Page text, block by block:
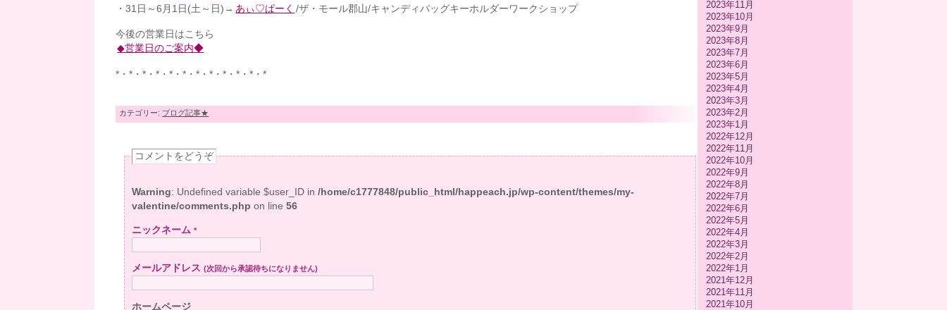
2023年11月
2023年10月
2023年9月
2023年8月
2023年7月
2023年6月
2023年5月
2023年4月
2023年3月
2023年2月
2023年1月
2022年12月
2022年11月
2022年10月
2022年9月
2022年8月
2022年7月
2022年6月
2022年5月
2022年4月
2022年3月
2022年2月
2022年1月
2021年12月
2021年11月
2021年10月
・31日～6月1日(土～日)→ あぃ♡ぱーく /ザ・モール郡山/キャンディバッグキーホルダーワークショップ
今後の営業日はこちら
◆営業日のご案内◆
*・*・*・*・*・*・*・*・*・*・*・*
カテゴリー: ブログ記事★
コメントをどうぞ
Warning : Undefined variable $user_ID in/home/c1777848/public_html/happeach.jp/wp-content/themes/my-
valentine/comments.php on line56
ニックネーム*
メールアドレス(次回から承認待ちになりません)
ホームページ